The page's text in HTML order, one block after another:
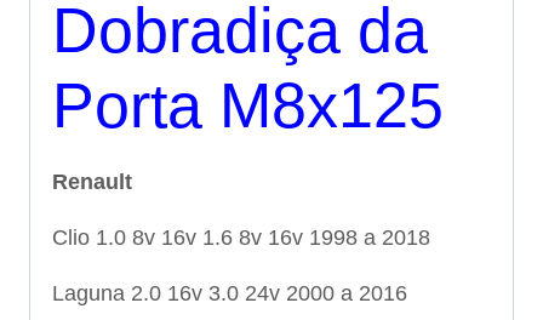
Dobradiça da
Porta M8x125
Renault
Clio 1.0 8v 16v 1.6 8v 16v 1998 a 2018
Laguna 2.0 16v 3.0 24v 2000 a 2016